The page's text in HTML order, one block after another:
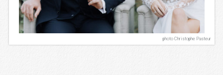
photo Christophe Pasteur